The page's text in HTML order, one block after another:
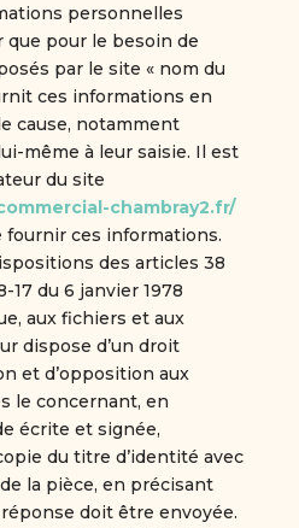
personnelles
que pour le besoin de
par le site « nom du
ces informations en
cause, notamment
même à leur saisie. Il est
du site
chambray2.fr/
fournir ces informations.
des articles 38
17 du 6 janvier 1978
aux fichiers et aux
dispose d’un droit
et d’opposition aux
le concernant, en
écrite et signée,
du titre d’identité avec
la pièce, en précisant
réponse doit être envoyée.